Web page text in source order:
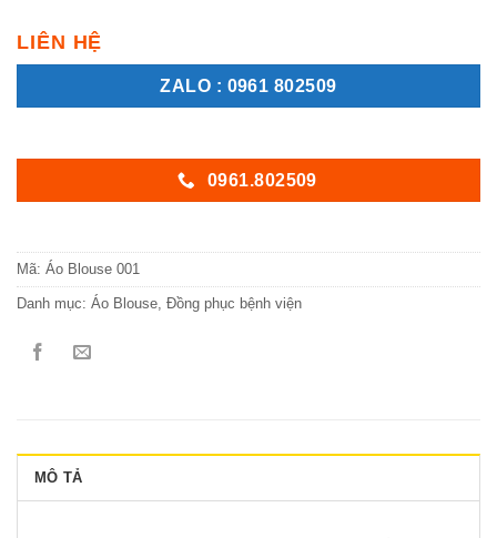
LIÊN HỆ
ZALO : 0961 802509
0961.802509
Mã: Áo Blouse 001
Danh mục: Áo Blouse, Đồng phục bệnh viện
MÔ TẢ